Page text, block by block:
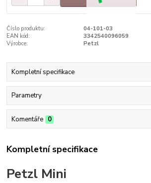
Číslo produktu:
04-101-03
EAN kód:
3342540096059
Výrobce:
Petzl
Kompletní specifikace
Parametry
Komentáře 0
Kompletní specifikace
Petzl Mini